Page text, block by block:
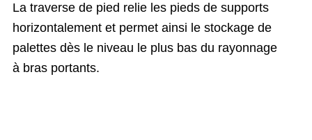
La traverse de pied relie les pieds de supports
horizontalement et permet ainsi le stockage de
palettes dès le niveau le plus bas du rayonnage
à bras portants.